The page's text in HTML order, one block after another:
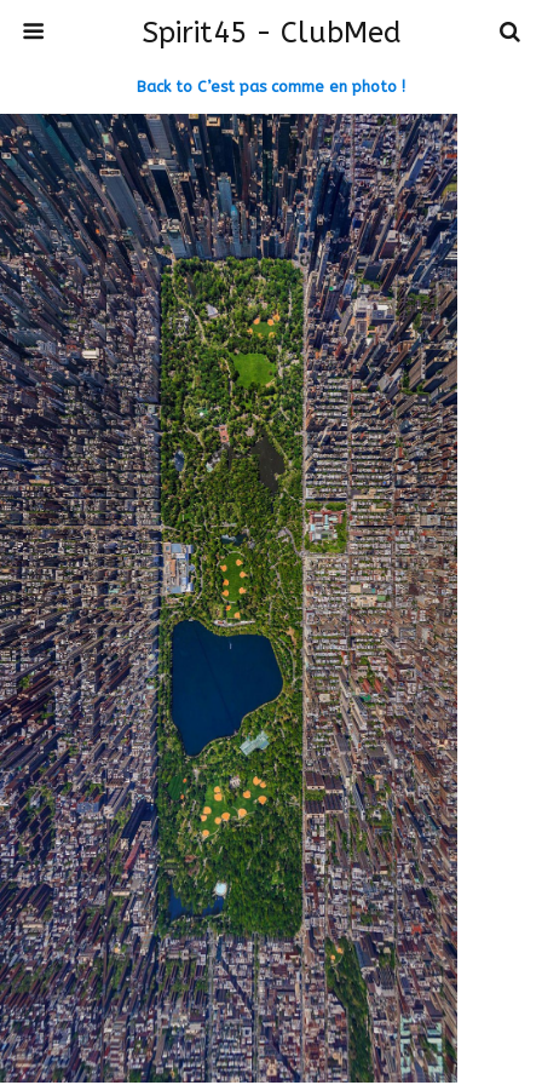
Spirit45 - ClubMed
Back to C’est pas comme en photo !